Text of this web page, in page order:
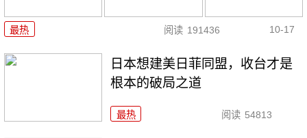
最热 阅读 191436 10-17
日本想建美日菲同盟，收台才是
根本的破局之道
最热 阅读 54813